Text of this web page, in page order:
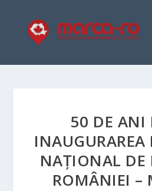
50 DE ANI
NAȚIONAL DE
ROMÂNIEI –